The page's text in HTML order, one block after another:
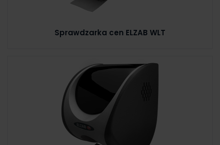
Sprawdzarka cen ELZAB WLT